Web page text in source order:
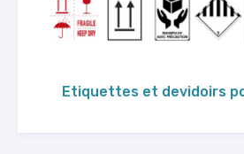
Etiquettes et devidoirs